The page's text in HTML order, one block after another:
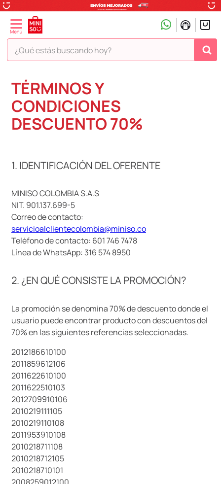
¿Qué estás buscando hoy?
TÉRMINOS Y
CONDICIONES
DESCUENTO 70%
1. IDENTIFICACIÓN DEL OFERENTE
MINISO COLOMBIA S.A.S
NIT. 901.137.699-5
Correo de contacto:
servicioalclientecolombia@miniso.co
Teléfono de contacto: 601 746 7478
Línea de WhatsApp: 316 574 8950
2. ¿EN QUÉ CONSISTE LA PROMOCIÓN?
La promoción se denomina 70% de descuento donde el
usuario puede encontrar producto con descuentos del
70% en las siguientes referencias seleccionadas.
2012186610100
2011859612106
2011622610100
2011622510103
2012709910106
2010219111105
2010219110108
2011953910108
2010218711108
2010218712105
2010218710101
TÉRMINOS MÁS BUSCADOS
1.
peluche
2.
hello kitty
3.
snoopy
5
termo
7.
termos
8.
toy story
9.
llaveros
10. one piece